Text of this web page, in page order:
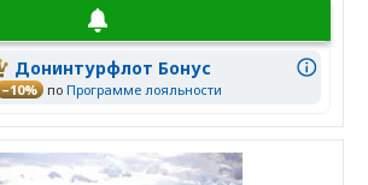
Донинтурфлот Бонус
–10% по Программе лояльности